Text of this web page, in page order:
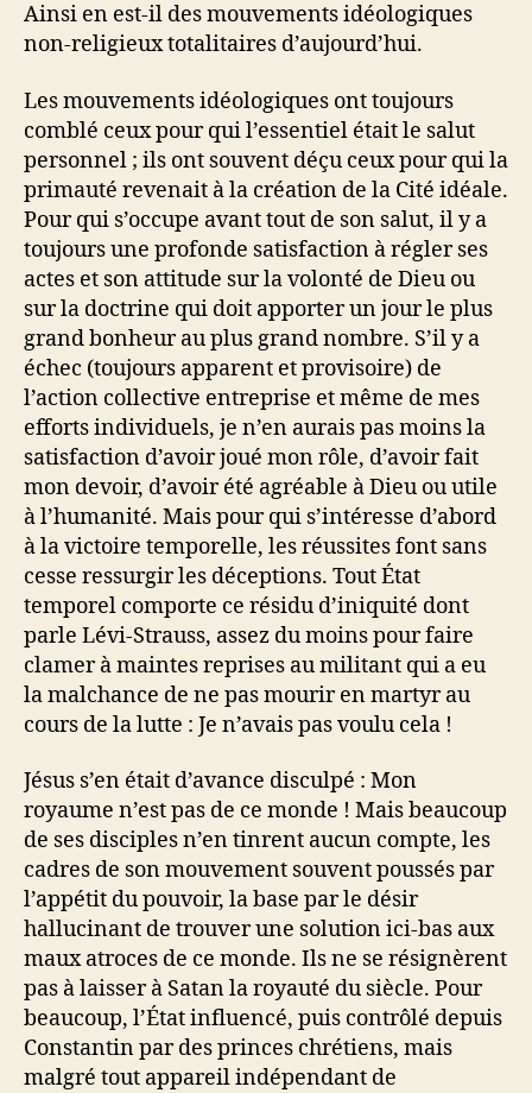
Ainsi en est-il des mouvements idéologiques
non-religieux totalitaires d’aujourd’hui.
Les mouvements idéologiques ont toujours
comblé ceux pour qui l’essentiel était le salut
personnel ; ils ont souvent déçu ceux pour qui la
primauté revenait à la création de la Cité idéale.
Pour qui s’occupe avant tout de son salut, il y a
toujours une profonde satisfaction à régler ses
actes et son attitude sur la volonté de Dieu ou
sur la doctrine qui doit apporter un jour le plus
grand bonheur au plus grand nombre. S’il y a
échec (toujours apparent et provisoire) de
l’action collective entreprise et même de mes
efforts individuels, je n’en aurais pas moins la
satisfaction d’avoir joué mon rôle, d’avoir fait
mon devoir, d’avoir été agréable à Dieu ou utile
à l’humanité. Mais pour qui s’intéresse d’abord
à la victoire temporelle, les réussites font sans
cesse ressurgir les déceptions. Tout État
temporel comporte ce résidu d’iniquité dont
parle Lévi-Strauss, assez du moins pour faire
clamer à maintes reprises au militant qui a eu
la malchance de ne pas mourir en martyr au
cours de la lutte : Je n’avais pas voulu cela !
Jésus s’en était d’avance disculpé : Mon
royaume n’est pas de ce monde ! Mais beaucoup
de ses disciples n’en tinrent aucun compte, les
cadres de son mouvement souvent poussés par
l’appétit du pouvoir, la base par le désir
hallucinant de trouver une solution ici-bas aux
maux atroces de ce monde. Ils ne se résignèrent
pas à laisser à Satan la royauté du siècle. Pour
beaucoup, l’État influencé, puis contrôlé depuis
Constantin par des princes chrétiens, mais
malgré tout appareil indépendant de